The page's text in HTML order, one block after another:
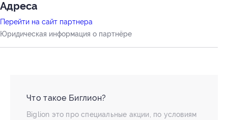
Адресa
Перейти на сайт партнера
Юридическая информация о партнёре
Что такое Биглион?
Biglion это про специальные акции, по условиям